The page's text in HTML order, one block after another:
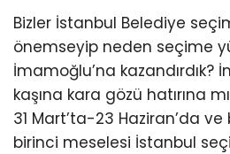
Bizler İstanbul Belediye
önemseyip neden seçime
İmamoğlu’na kazandırdık?
kaşına kara gözü hatırına
31 Mart’ta-23 Haziran’da ve
birinci meselesi İstanbul